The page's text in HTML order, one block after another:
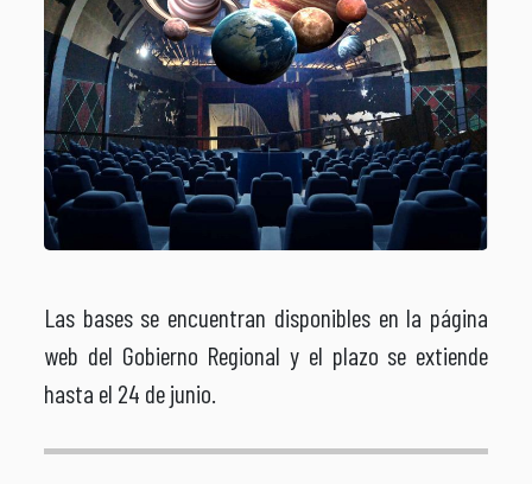
Las bases se encuentran disponibles en la página
web del Gobierno Regional y el plazo se extiende
hasta el 24 de junio.